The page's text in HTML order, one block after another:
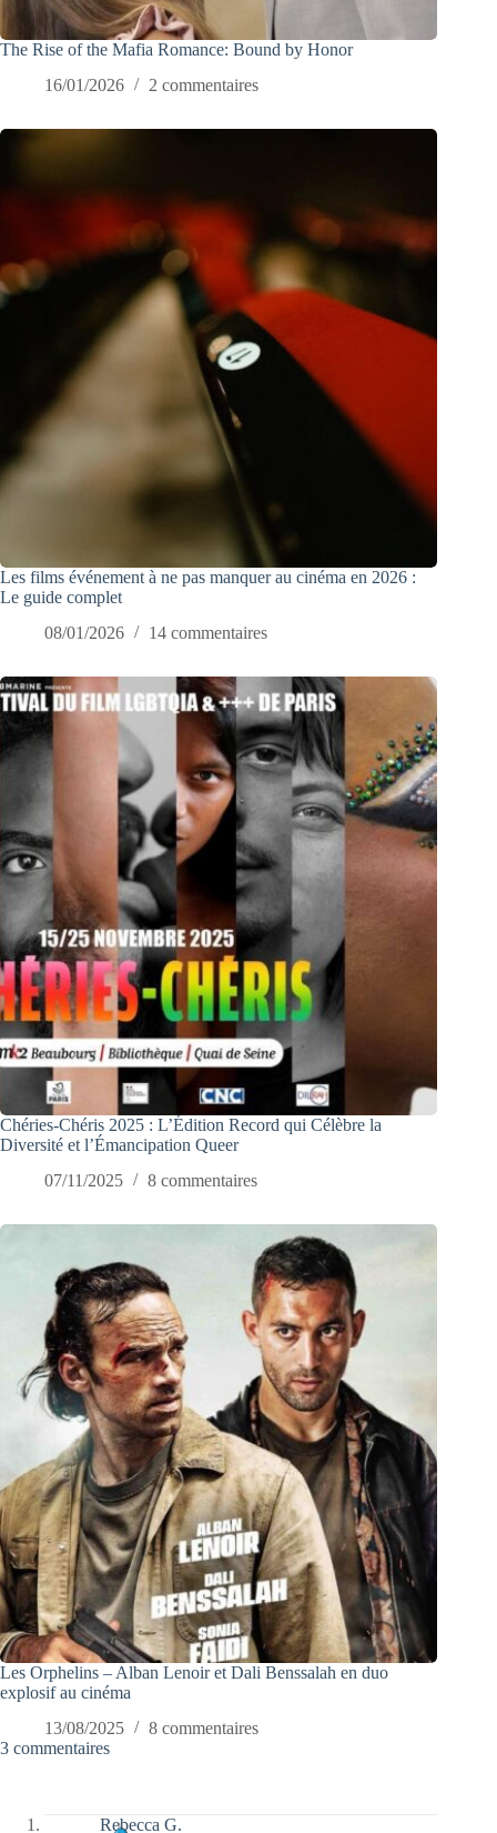
The Rise of the Mafia Romance: Bound by Honor
16/01/2026
2 commentaires
Les films événement à ne pas manquer au cinéma en 2026 :
Le guide complet
08/01/2026
14 commentaires
Chéries-Chéris 2025 : L’Édition Record qui Célèbre la
Diversité et l’Émancipation Queer
07/11/2025
8 commentaires
Les Orphelins – Alban Lenoir et Dali Benssalah en duo
explosif au cinéma
13/08/2025
8 commentaires
3 commentaires
Rebecca G.